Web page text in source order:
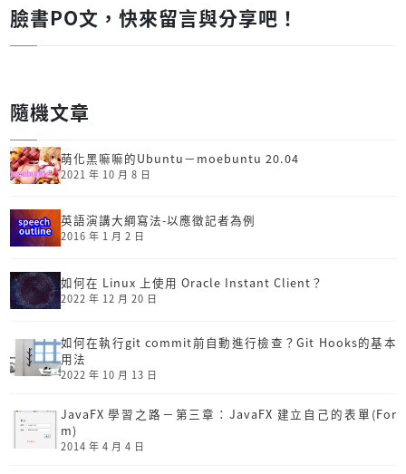
臉書PO文，快來留言與分享吧！
隨機文章
萌化黑嘛嘛的Ubuntu－moebuntu 20.04
2021 年 10 月 8 日
英語演講大綱寫法-以應徵記者為例
2016 年 1 月 2 日
如何在 Linux 上使用 Oracle Instant Client？
2022 年 12 月 20 日
如何在執行git commit前自動進行檢查？Git Hooks的基本
用法
2022 年 10 月 13 日
JavaFX 學習之路－第三章：JavaFX 建立自己的表單(For
m)
2014 年 4 月 4 日